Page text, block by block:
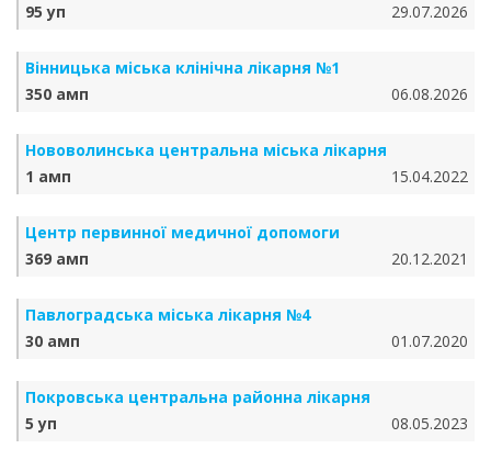
95 уп
29.07.2026
Вінницька міська клінічна лікарня №1
350 амп
06.08.2026
Нововолинська центральна міська лікарня
1 амп
15.04.2022
Центр первинної медичної допомоги
369 амп
20.12.2021
Павлоградська міська лікарня №4
30 амп
01.07.2020
Покровська центральна районна лікарня
5 уп
08.05.2023